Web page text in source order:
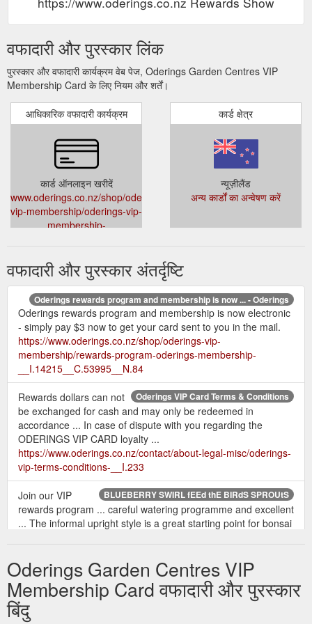
वफादारी और पुरस्कार लिंक
पुरस्कार और वफादारी कार्यक्रम वेब पेज, Oderings Garden Centres VIP
Membership Card के लिए नियम और शर्तें।
आधिकारिक वफादारी कार्यक्रम
कार्ड ऑनलाइन खरीदें
www.oderings.co.nz/shop/oderings-
vip-membership/oderings-vip-
membership-
कार्ड क्षेत्र
न्यूज़ीलैंड
अन्य कार्डों का अन्वेषण करें
वफादारी और पुरस्कार अंतर्दृष्टि
Oderings rewards program and membership is now ... - Oderings
Oderings rewards program and membership is now electronic
- simply pay $3 now to get your card sent to you in the mail.
https://www.oderings.co.nz/shop/oderings-vip-
membership/rewards-program-oderings-membership-
__I.14215__C.53995__N.84
Oderings VIP Card Terms & Conditions
Rewards dollars can not
be exchanged for cash and may only be redeemed in
accordance ... In case of dispute with you regarding the
ODERINGS VIP CARD loyalty ...
https://www.oderings.co.nz/contact/about-legal-misc/oderings-
vip-terms-conditions-__I.233
BLUEBERRY SWIRL fEEd thE BIRdS SPROUtS
Join our VIP
rewards program ... careful watering programme and excellent
... The informal upright style is a great starting point for bonsai
Oderings | VIP Membership
VIP Membership Card VIP
Membership Card All online orders are for delivery throughout
New Zealand only, prices may vary between the online store
and physical store locations. is available between $50-$2000.
Oderings Garden Centres VIP
Membership Card वफादारी और पुरस्कार
बिंदु